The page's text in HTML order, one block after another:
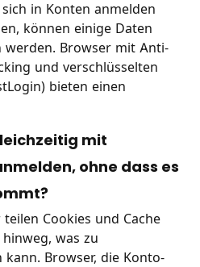
in Konten anmelden
können einige Daten
Browser mit Anti-
und verschlüsselten
bieten einen
mit
ohne dass es
Cookies und Cache
was zu
Browser, die Konto-